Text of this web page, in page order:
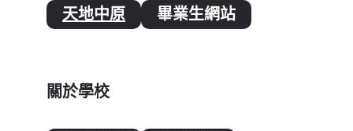
天地中原 畢業生網站
關於學校